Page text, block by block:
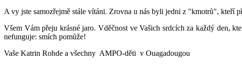
A vy jste samozřejmě stále vítáni. Zrovna u nás byli jedni z "kmotrů", kteří
Všem Vám přeju krásné jaro. Vděčnost ve Vašich srdcích za každý den,
nefunguje: smích pomůže!
Vaše Katrin Rohde a všechny AMPO-děti v Ouagadougou